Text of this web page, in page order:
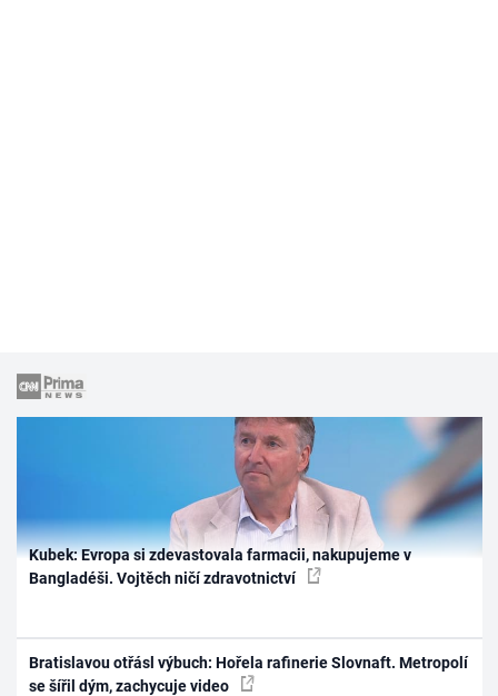
Kubek: Evropa si zdevastovala farmacii, nakupujeme v
Bangladéši. Vojtěch ničí zdravotnictví
Bratislavou otřásl výbuch: Hořela rafinerie Slovnaft. Metropolí
se šířil dým, zachycuje video